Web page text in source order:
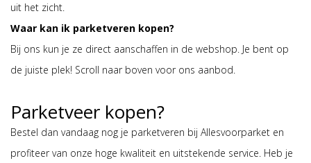
uit het zicht.
Waar kan ik parketveren kopen?
Bij ons kun je ze direct aanschaffen in de webshop. Je bent op
de juiste plek! Scroll naar boven voor ons aanbod.
Parketveer kopen?
Bestel dan vandaag nog je parketveren bij Allesvoorparket en
profiteer van onze hoge kwaliteit en uitstekende service. Heb je